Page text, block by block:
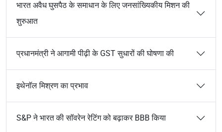
भारत अवैध घुसपैठ के समाधान के लिए जनसांख्यिकीय मिशन की
शुरुआत
प्रधानमंत्री ने आगामी पीढ़ी के GST सुधारों की घोषणा की
इथेनॉल मिश्रण का प्रभाव
S&P ने भारत की सॉवरेन रेटिंग को बढ़ाकर BBB किया